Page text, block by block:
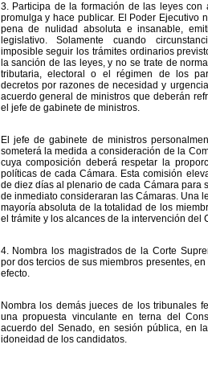
3. Participa de la formación de las leyes con
promulga y hace publicar. El Poder Ejecutivo
pena de nulidad absoluta e insanable,
legislativo. Solamente cuando
imposible seguir los trámites ordinarios
la sanción de las leyes, y no se trate de
tributaria, electoral o el régimen de los
decretos por razones de necesidad y
acuerdo general de ministros que deberán
el jefe de gabinete de ministros.
El jefe de gabinete de ministros
someterá la medida a consideración de la
cuya composición deberá respetar la
políticas de cada Cámara. Esta comisión
de diez días al plenario de cada Cámara para
de inmediato consideraran las Cámaras. Una
mayoría absoluta de la totalidad de los
el trámite y los alcances de la intervención del
4. Nombra los magistrados de la Corte
por dos tercios de sus miembros presentes,
efecto.
Nombra los demás jueces de los tribunales
una propuesta vinculante en terna del
acuerdo del Senado, en sesión pública, en
idoneidad de los candidatos.